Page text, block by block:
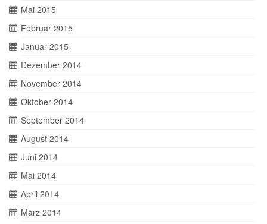
Mai 2015
Februar 2015
Januar 2015
Dezember 2014
November 2014
Oktober 2014
September 2014
August 2014
Juni 2014
Mai 2014
April 2014
März 2014